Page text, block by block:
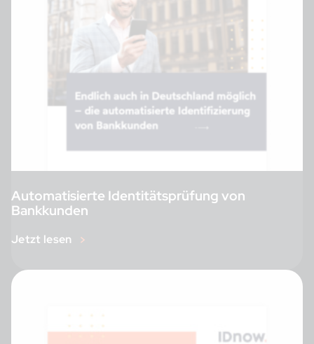
Automatisierte Identitätsprüfung von
Bankkunden
Jetzt lesen